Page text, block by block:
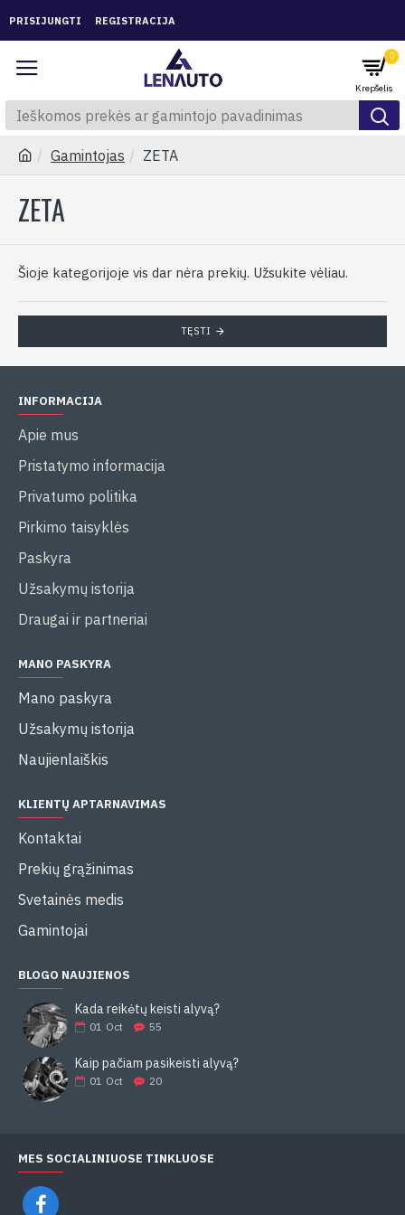
PRISIJUNGTI REGISTRACIJA
0
Gamintojas ZETA
ZETA
Šioje kategorijoje vis dar nėra prekių. Užsukite vėliau.
TĘSTI
INFORMACIJA
Apie mus
Pristatymo informacija
Privatumo politika
Pirkimo taisyklės
Paskyra
Užsakymų istorija
Draugai ir partneriai
MANO PASKYRA
Mano paskyra
Užsakymų istorija
Naujienlaiškis
KLIENTŲ APTARNAVIMAS
Kontaktai
Prekių grąžinimas
Svetainės medis
Gamintojai
BLOGO NAUJIENOS
Kada reikėtų keisti alyvą?
01 Oct 55
Kaip pačiam pasikeisti alyvą?
01 Oct 20
MES SOCIALINIUOSE TINKLUOSE